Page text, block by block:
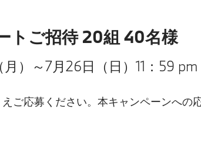
トご招待 20組​ 40名様
）～7月26日（日）11：59 pm
ご応募ください。​本キャンペーンへの